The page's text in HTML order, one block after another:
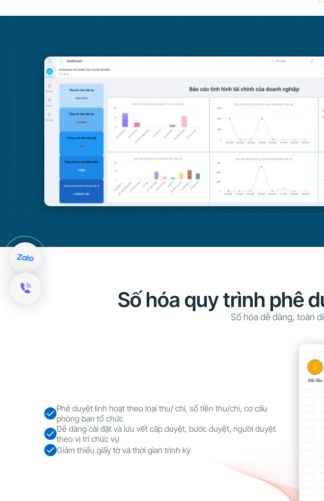
Số hóa quy trình phê
Số hóa dễ dàng, toàn
Phê duyệt linh hoạt theo loại thu/ chi, số tiền thu/chi, cơ cấu
phòng ban tổ chức
Dễ dàng cài đặt và lưu vết cấp duyệt, bước duyệt, người duyệt
theo vị trí chức vụ
Giảm thiểu giấy tờ và thời gian trình ký